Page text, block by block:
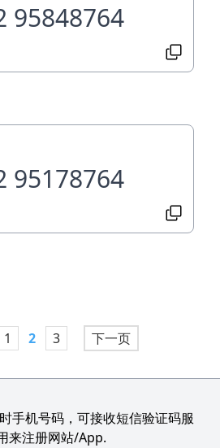
95848764
95178764
1 2 3 下一页
手机号码，可接收短信验证码服
来注册网站/App.